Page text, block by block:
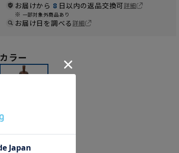
お届けから 8 日以内の返品交換可詳細
一部対象外商品あり
お届け日を調べる詳細
カラー